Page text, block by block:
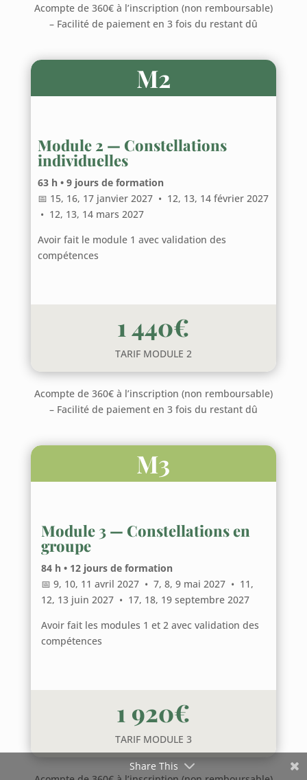
Acompte de 360€ à l’inscription (non remboursable)
– Facilité de paiement en 3 fois du restant dû
M2
Module 2 — Constellations
individuelles
63 h • 9 jours de formation
📅 15, 16, 17 janvier 2027 • 12, 13, 14 février 2027
• 12, 13, 14 mars 2027
Avoir fait le module 1 avec validation des
compétences
1 440€
TARIF MODULE 2
Acompte de 360€ à l’inscription (non remboursable)
– Facilité de paiement en 3 fois du restant dû
M3
Module 3 — Constellations en
groupe
84 h • 12 jours de formation
📅 9, 10, 11 avril 2027 • 7, 8, 9 mai 2027 • 11,
12, 13 juin 2027 • 17, 18, 19 septembre 2027
Avoir fait les modules 1 et 2 avec validation des
compétences
1 920€
TARIF MODULE 3
Share This